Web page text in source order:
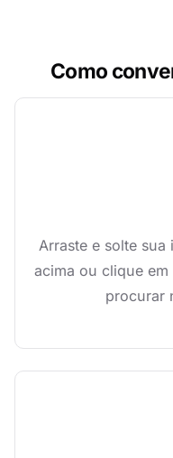
Como
Arraste e solte sua
acima ou clique em
procurar